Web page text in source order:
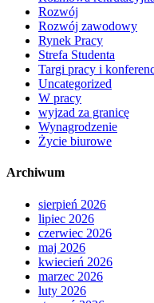
Rozwój
Rozwój zawodowy
Rynek Pracy
Strefa Studenta
Targi pracy i
Uncategorized
W pracy
wyjzad za granicę
Wynagrodzenie
Życie biurowe
Archiwum
sierpień 2026
lipiec 2026
czerwiec 2026
maj 2026
kwiecień 2026
marzec 2026
luty 2026